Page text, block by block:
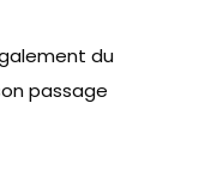
du
passage